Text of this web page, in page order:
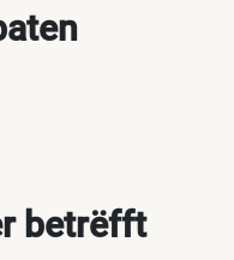
betrëfft